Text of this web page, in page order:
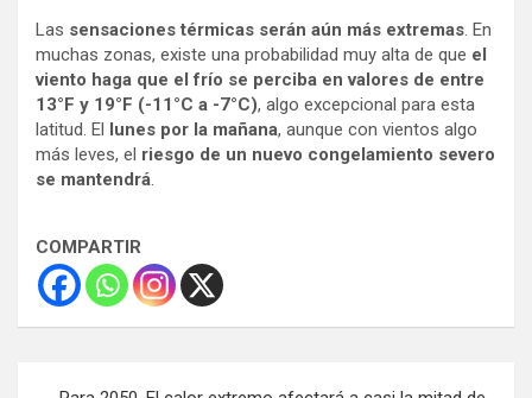
Las sensaciones térmicas serán aún más extremas. En
muchas zonas, existe una probabilidad muy alta de que el
viento haga que el frío se perciba en valores de entre
13°F y 19°F (-11°C a -7°C), algo excepcional para esta
latitud. El lunes por la mañana, aunque con vientos algo
más leves, el riesgo de un nuevo congelamiento severo
se mantendrá.
COMPARTIR